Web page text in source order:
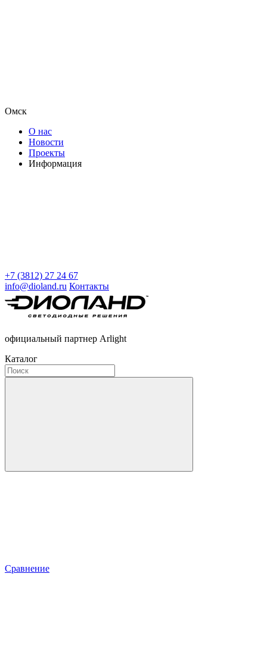
Омск
О нас
Новости
Проекты
Информация
+7 (3812) 27 24 67
info@dioland.ru Контакты
официальный партнер Arlight
Каталог
Сравнение